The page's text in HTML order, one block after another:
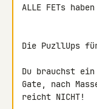
ALLE FETs
Die PuzllUps
Du brauchst
Gate, nach
reicht NICHT!